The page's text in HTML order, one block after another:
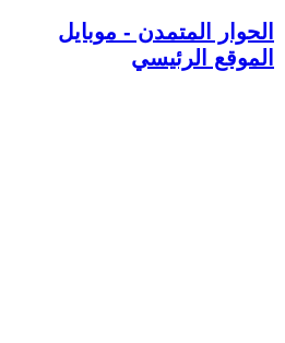
الحوار المتمدن - موبايل
الموقع الرئيسي